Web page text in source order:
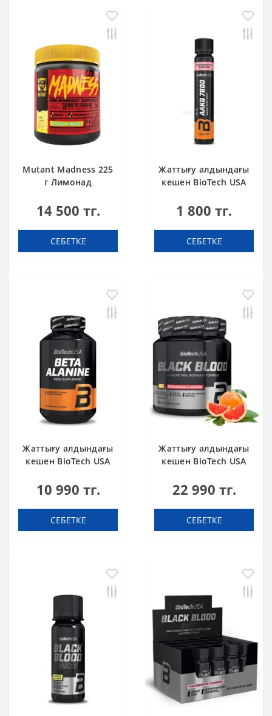
Mutant Madness 225
г Лимонад
14 500 тг.
СЕБЕТКЕ
Жаттығу алдындағы
кешен BioTech USA
Grapefruit 25ml
1 800 тг.
СЕБЕТКЕ
Жаттығу алдындағы
кешен BioTech USA
капсула
10 990 тг.
СЕБЕТКЕ
Жаттығу алдындағы
кешен BioTech USA
Blood orange 340 g
22 990 тг.
СЕБЕТКЕ